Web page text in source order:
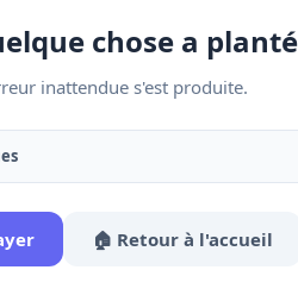
chose a
inattendue s'est produite.
🏠 Retour à l'accueil